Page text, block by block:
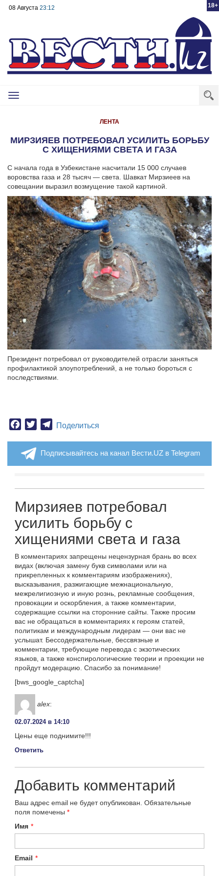
18+
08 Августа 23:12
Toggle
ЛЕНТА
МИРЗИЯЕВ ПОТРЕБОВАЛ УСИЛИТЬ БОРЬБУ
С ХИЩЕНИЯМИ СВЕТА И ГАЗА
С начала года в Узбекистане насчитали 15 000 случаев
воровства газа и 28 тысяч — света. Шавкат Мирзиеев на
совещании выразил возмущение такой картиной.
Президент потребовал от руководителей отрасли заняться
профилактикой злоупотреблений, а не только бороться с
последствиями.
Facebook
TwitterTelegram
Поделиться
Подписывайтесь на канал Вести.UZ в Telegram
Мирзияев потребовал
усилить борьбу с
хищениями света и газа
В комментариях запрещены нецензурная брань во всех
видах (включая замену букв символами или на
прикрепленных к комментариям изображениях),
высказывания, разжигающие межнациональную,
межрелигиозную и иную рознь, рекламные сообщения,
провокации и оскорбления, а также комментарии,
содержащие ссылки на сторонние сайты. Также просим
вас не обращаться в комментариях к героям статей,
политикам и международным лидерам — они вас не
услышат. Бессодержательные, бессвязные и
комментарии, требующие перевода с экзотических
языков, а также конспирологические теории и проекции не
пройдут модерацию. Спасибо за понимание!
[bws_google_captcha]
alex:
02.07.2024 в 14:10
Цены еще поднимите!!!
Ответить
Добавить комментарий
Ваш адрес email не будет опубликован. Обязательные
поля помечены *
Имя *
Email *